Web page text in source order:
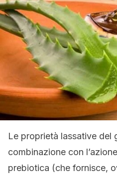
Le proprietà lassative del
combinazione con
prebiotica (che fornisce,